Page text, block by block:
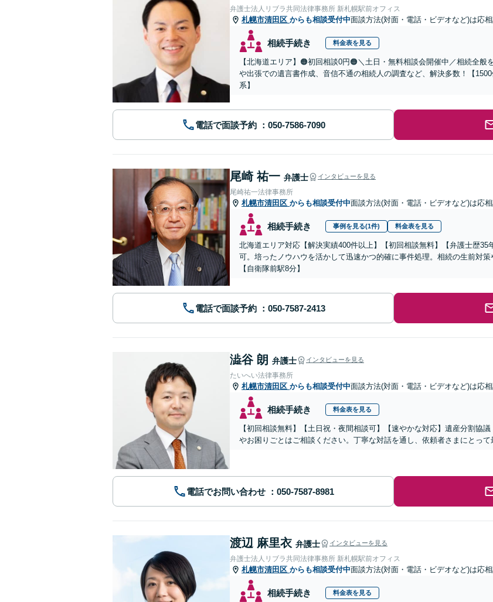
弁護士法人リブラ共同法律事務所 新札幌駅前オフィス
札幌市清田区 からも相談受付中面談方法(対面・電話・ビデオなど)は応
相続手続き 料金表を見る
【北海道エリア】🟠初回相談0円🟠＼土日・無料相談会開催中／相続全
や出張での遺言書作成、音信不通の相続人の調査など、解決多数！【
系】
電話で面談予約
尾崎 祐一 弁護士 インタビューを見る
尾崎祐一法律事務所
札幌市清田区 からも相談受付中面談方法(対面・電話・ビデオなど)は応
相続手続き 事例を見る(1件) 料金表を見る
北海道エリア対応【解決実績400件以上】【初回相談無料】【弁護士歴
可。培ったノウハウを活かして迅速かつ的確に事件処理。相続の生前対
【自衛隊前駅8分】
電話で面談予約
澁谷 朗 弁護士 インタビューを見る
たいへい法律事務所
札幌市清田区 からも相談受付中面談方法(対面・電話・ビデオなど)は応
相続手続き 料金表を見る
【初回相談無料】【土日祝・夜間相談可】【速やかな対応】遺産分割協
やお困りごとはご相談ください。丁寧な対話を通し、依頼者さまにとって
電話でお問い合わせ
渡辺 麻里衣 弁護士 インタビューを見る
弁護士法人リブラ共同法律事務所 新札幌駅前オフィス
札幌市清田区 からも相談受付中面談方法(対面・電話・ビデオなど)は応
相続手続き 料金表を見る